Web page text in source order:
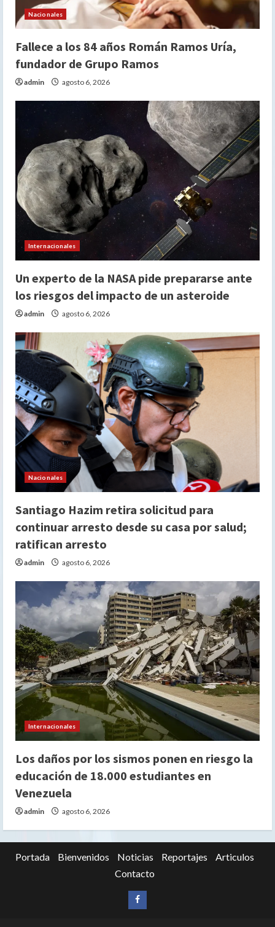
Nacionales
Fallece a los 84 años Román Ramos Uría,
fundador de Grupo Ramos
admin agosto 6, 2026
Internacionales
Un experto de la NASA pide prepararse ante
los riesgos del impacto de un asteroide
admin agosto 6, 2026
Nacionales
Santiago Hazim retira solicitud para
continuar arresto desde su casa por salud;
ratifican arresto
admin agosto 6, 2026
Internacionales
Los daños por los sismos ponen en riesgo la
educación de 18.000 estudiantes en
Venezuela
admin agosto 6, 2026
Portada Bienvenidos Noticias Reportajes
Articulos
Contacto
Siganos